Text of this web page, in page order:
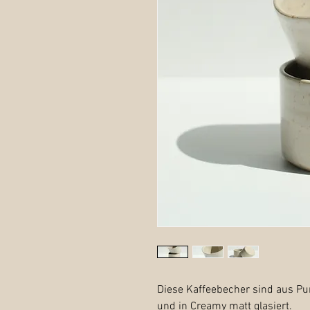
Diese Kaffeebecher sind aus
und in Creamy matt glasiert.